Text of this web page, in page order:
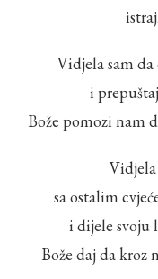
Vidjela sam
i
Bože pomozi nam
sa ostalim
i dijele svoju
Bože daj da kroz